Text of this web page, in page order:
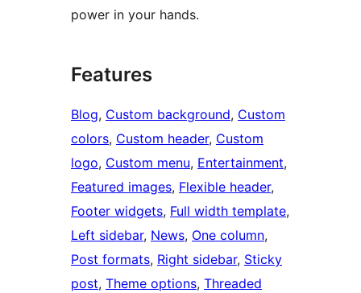
power in your hands.
Features
Blog, Custom background, Custom
colors, Custom header, Custom
logo, Custom menu, Entertainment
Featured images, Flexible header
Footer widgets, Full width template
Left sidebar, News, One column
Post formats, Right sidebar, Sticky
post, Theme options, Threaded